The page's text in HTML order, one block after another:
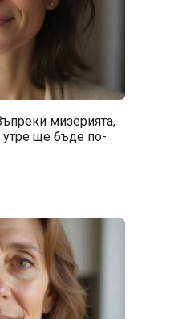
мизерията,
утре ще бъде по-